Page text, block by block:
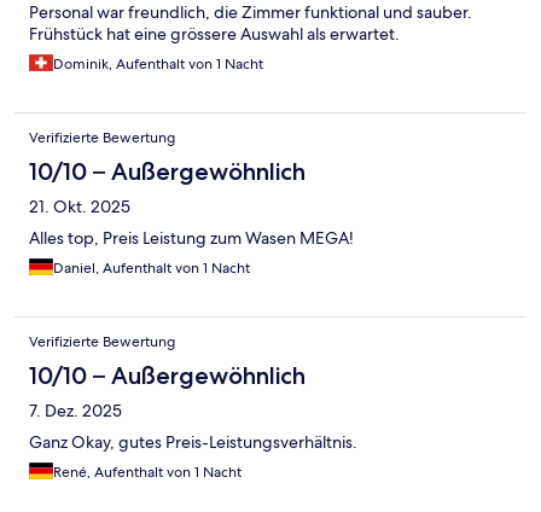
Personal war freundlich, die Zimmer funktional und sauber.
Frühstück hat eine grössere Auswahl als erwartet.
Dominik, Aufenthalt von 1 Nacht
Verifizierte Bewertung
10/10 – Außergewöhnlich
21. Okt. 2025
Alles top, Preis Leistung zum Wasen MEGA!
Daniel, Aufenthalt von 1 Nacht
Verifizierte Bewertung
10/10 – Außergewöhnlich
7. Dez. 2025
Ganz Okay, gutes Preis-Leistungsverhältnis.
René, Aufenthalt von 1 Nacht